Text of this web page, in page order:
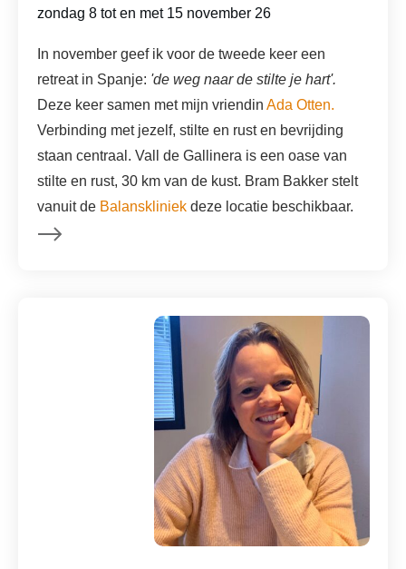
zondag 8 tot en met 15 november 26
In november geef ik voor de tweede keer een
retreat in Spanje: 'de weg naar de stilte je hart'.
Deze keer samen met mijn vriendin Ada Otten.
Verbinding met jezelf, stilte en rust en bevrijding
staan centraal. Vall de Gallinera is een oase van
stilte en rust, 30 km van de kust. Bram Bakker stelt
vanuit de Balanskliniek deze locatie beschikbaar.